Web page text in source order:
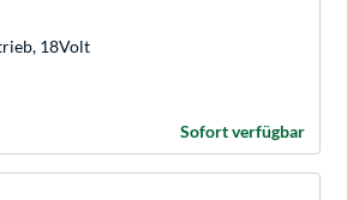
18Volt
Sofort verfügbar